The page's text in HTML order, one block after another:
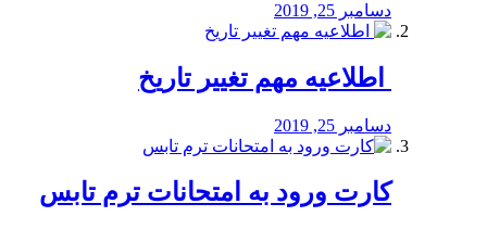
دسامبر 25, 2019
️ اطلاعیه مهم تغییر تاریخ
دسامبر 25, 2019
کارت ورود به امتحانات ترم تابس